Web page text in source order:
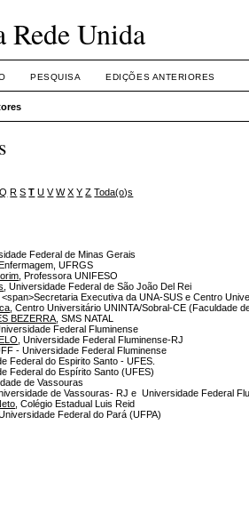
Rede Unida
PESQUISA EDIÇÕES ANTERIORES
Q R S T U V W X Y Z Toda(o)s
Federal de Minas Gerais
UFRGS
, Professora UNIFESO
, Universidade Federal de São João Del Rei
, <span>Secretaria Executiva da UNA-SUS e Centro
, Centro Universitário UNINTA/Sobral-CE (Faculdade
BEZERRA , SMS NATAL
Federal Fluminense
, Universidade Federal Fluminense-RJ
- Universidade Federal Fluminense
Federal do Espirito Santo - UFES.
Federal do Espírito Santo (UFES)
de Vassouras
de Vassouras- RJ e Universidade Federal
, Colégio Estadual Luis Reid
Universidade Federal do Pará (UFPA)